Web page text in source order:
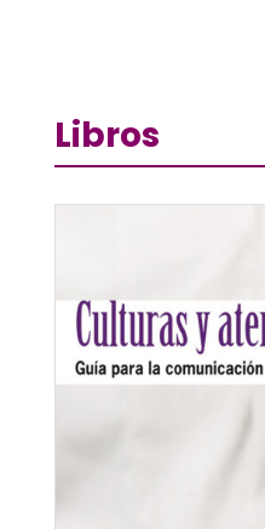
Libros